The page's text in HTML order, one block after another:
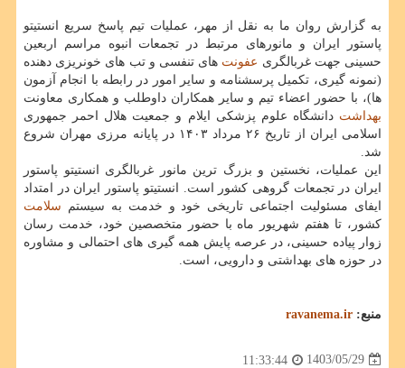
به گزارش روان ما به نقل از مهر، عملیات تیم پاسخ سریع انستیتو
پاستور ایران و مانورهای مرتبط در تجمعات انبوه مراسم اربعین
حسینی جهت غربالگری عفونت های تنفسی و تب های خونریزی دهنده
(نمونه گیری، تکمیل پرسشنامه و سایر امور در رابطه با انجام آزمون
ها)، با حضور اعضاء تیم و سایر همکاران داوطلب و همکاری معاونت
بهداشت دانشگاه علوم پزشکی ایلام و جمعیت هلال احمر جمهوری
اسلامی ایران از تاریخ ۲۶ مرداد ۱۴۰۳ در پایانه مرزی مهران شروع
شد.
این عملیات، نخستین و بزرگ ترین مانور غربالگری انستیتو پاستور
ایران در تجمعات گروهی کشور است. انستیتو پاستور ایران در امتداد
ایفای مسئولیت اجتماعی تاریخی خود و خدمت به سیستم سلامت
کشور، تا هفتم شهریور ماه با حضور متخصصین خود، خدمت رسان
زوار پیاده حسینی، در عرصه پایش همه گیری های احتمالی و مشاوره
در حوزه های بهداشتی و دارویی، است.
منبع: ravanema.ir
1403/05/29
11:33:44